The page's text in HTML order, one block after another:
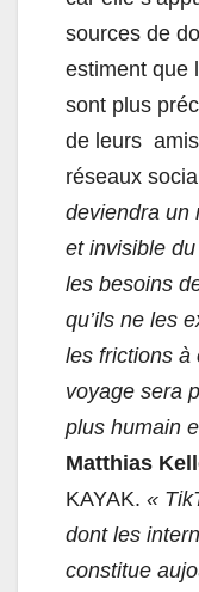
sources de
estiment que
sont plus
de leurs
réseaux
deviendra un
et invisible
les besoins
qu’ils ne les
les frictions à
voyage sera
plus humain
Matthias
KAYAK. «
dont les
constitue